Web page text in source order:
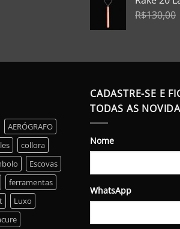
R$130,00
AERÓGRAFO
collora
Escovas
ferramentas
Luxo
CADASTRE-SE E
TODAS AS
Nome
WhatsApp